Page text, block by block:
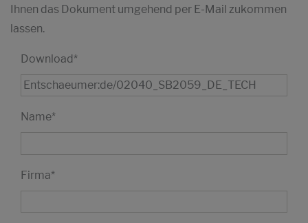
Ihnen das Dokument umgehend per E-Mail zukommen
lassen.
Download*
Name*
Firma*